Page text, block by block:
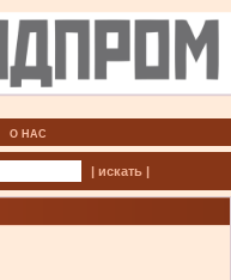
О НАС
| искать |